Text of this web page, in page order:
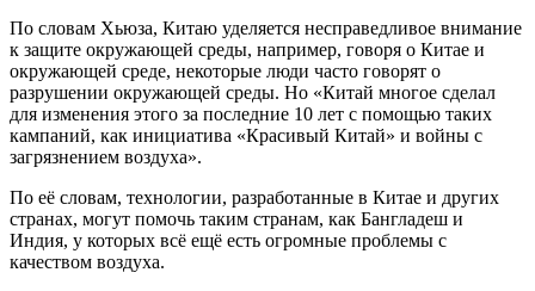
По словам Хьюза, Китаю уделяется несправедливое внимание
к защите окружающей среды, например, говоря о Китае и
окружающей среде, некоторые люди часто говорят о
разрушении окружающей среды. Но «Китай многое сделал
для изменения этого за последние 10 лет с помощью таких
кампаний, как инициатива «Красивый Китай» и войны с
загрязнением воздуха».
По её словам, технологии, разработанные в Китае и других
странах, могут помочь таким странам, как Бангладеш и
Индия, у которых всё ещё есть огромные проблемы с
качеством воздуха.